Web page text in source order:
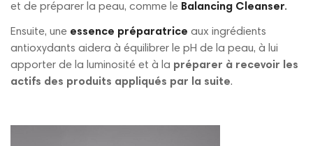
et de préparer la peau, comme le Balancing Cleanser.
Ensuite, une essence préparatrice aux ingrédients
antioxydants aidera à équilibrer le pH de la peau, à lui
apporter de la luminosité et à la préparer à recevoir les
actifs des produits appliqués par la suite.